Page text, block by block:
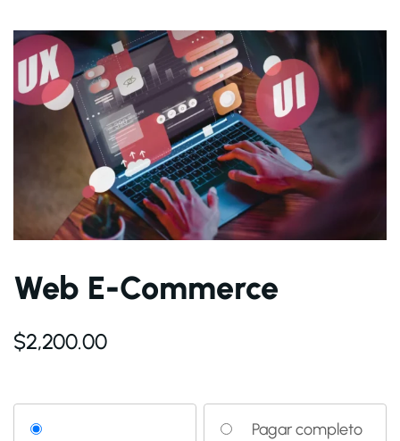
Web E-Commerce
$2,200.00
Choose
Pagar completo